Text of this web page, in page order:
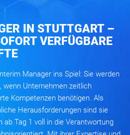
IN STUTTGART –
VERFÜGBARE
Manager ins Spiel: Sie werden
wenn Unternehmen zeitlich
Kompetenzen benötigen. Als
Herausforderungen sind sie
ab Tag 1 voll in die Verantwortung